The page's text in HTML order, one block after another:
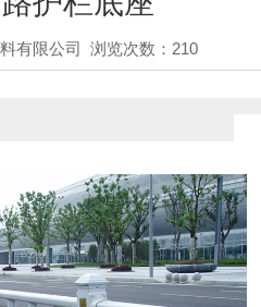
有限公司 浏览次数： 210